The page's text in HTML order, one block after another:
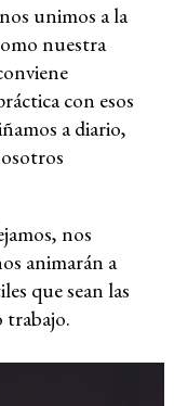
unimos a la
nuestra
con esos
a diario,
nos
animarán a
que sean las
trabajo.